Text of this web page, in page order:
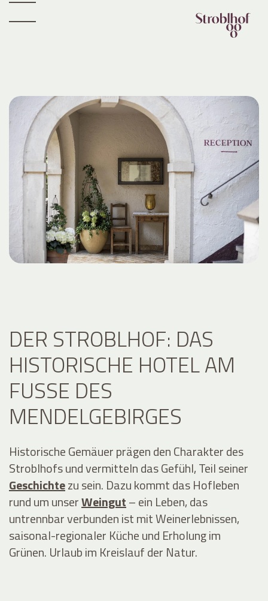
DER STROBLHOF: DAS
HISTORISCHE HOTEL AM
FUSSE DES M
ENDELGEBIRGES
Historische Gemäuer prägen den Charakter des
Stroblhofs und vermitteln das Gefühl, Teil seiner
Geschichtezu sein. Dazu kommt das Hofleben
rund um unserWeingut– ein Leben, das
untrennbar verbunden ist mit Weinerlebnissen,
saisonal-regionaler Küche und Erholung im
Grünen. Urlaub im Kreislauf der Natur.